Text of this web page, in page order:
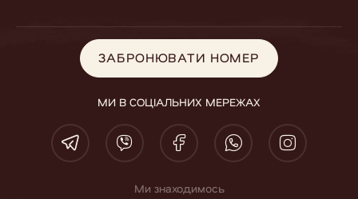
ЗАБРОНЮВАТИ НОМЕР
МИ В СОЦІАЛЬНИХ МЕРЕЖАХ
Ми знаходимось